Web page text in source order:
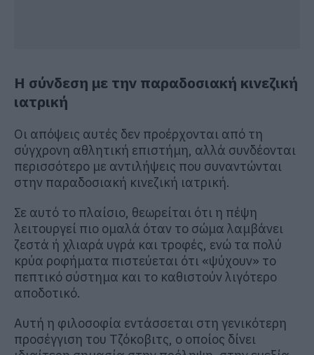
Η σύνδεση με την παραδοσιακή κινεζική
ιατρική
Οι απόψεις αυτές δεν προέρχονται από τη
σύγχρονη αθλητική επιστήμη, αλλά συνδέονται
περισσότερο με αντιλήψεις που συναντώνται
στην παραδοσιακή κινεζική ιατρική.
Σε αυτό το πλαίσιο, θεωρείται ότι η πέψη
λειτουργεί πιο ομαλά όταν το σώμα λαμβάνει
ζεστά ή χλιαρά υγρά και τροφές, ενώ τα πολύ
κρύα ροφήματα πιστεύεται ότι «ψύχουν» το
πεπτικό σύστημα και το καθιστούν λιγότερο
αποδοτικό.
Αυτή η φιλοσοφία εντάσσεται στη γενικότερη
προσέγγιση του Τζόκοβιτς, ο οποίος δίνει